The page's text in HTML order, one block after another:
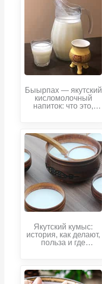
Быырпах — якутский
кисломолочный
напиток: что это,
Якутский кумыс:
история, как делают,
польза и где